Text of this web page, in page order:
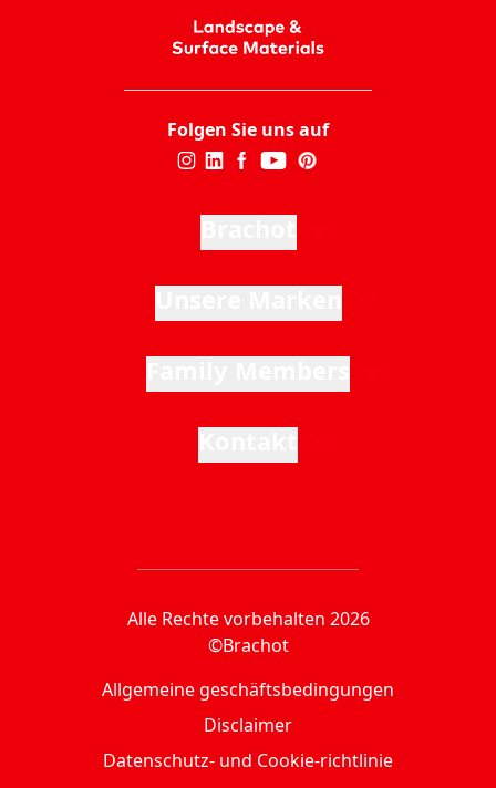
Folgen Sie uns auf
Alle Rechte vorbehalten 2026
©Brachot
Allgemeine geschäftsbedingungen
Disclaimer
Datenschutz- und Cookie-richtlinie